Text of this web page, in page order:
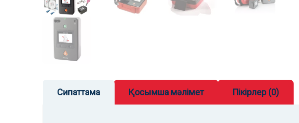
Сипаттама Қосымша мәлімет Пікірлер (0)